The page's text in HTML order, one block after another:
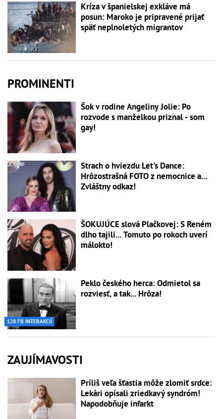
Kríza v španielskej exkláve má
posun: Maroko je pripravené prijať
späť neplnoletých migrantov
PROMINENTI
Šok v rodine Angeliny Jolie: Po
rozvode s manželkou priznal - som
gay!
Strach o hviezdu Let's Dance:
Hrôzostrašná FOTO z nemocnice a...
Zvláštny odkaz!
ŠOKUJÚCE slová Plačkovej: S Reném
dlho tajili... Tomuto po rokoch uverí
málokto!
128 FB INTERAKCIÍ
Peklo českého herca: Odmietol sa
rozviesť, a tak... Hrôza!
ZAUJÍMAVOSTI
Príliš veľa šťastia môže zlomiť srdce:
Lekári opísali zriedkavý syndróm!
Napodobňuje infarkt